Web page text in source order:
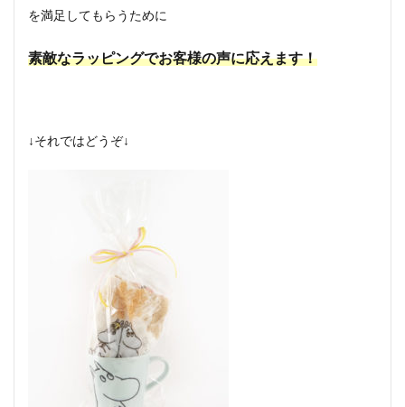
を満足してもらうために
素敵なラッピングでお客様の声に応えます！
↓それではどうぞ↓